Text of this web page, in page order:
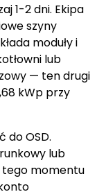
1-2 dni. Ekipa
szyny
moduły i
lub
— ten drugi
kWp przy
do OSD.
lub
tego momentu